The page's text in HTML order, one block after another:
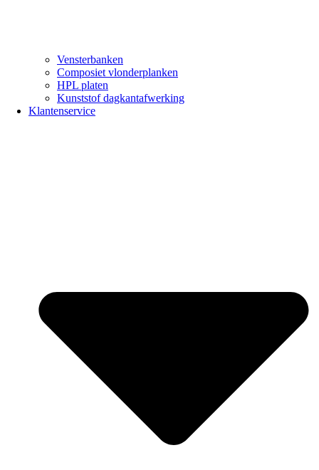
Vensterbanken
Composiet vlonderplanken
HPL platen
Kunststof dagkantafwerking
Klantenservice